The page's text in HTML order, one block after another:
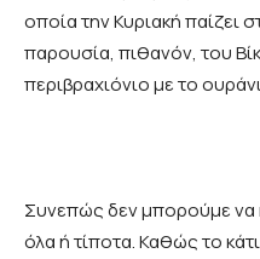
οποία την Κυριακή παίζει
παρουσία, πιθανόν, του
περιβραχιόνιο με το
Συνεπώς δεν μπορούμε να
όλα ή τίποτα. Καθώς το